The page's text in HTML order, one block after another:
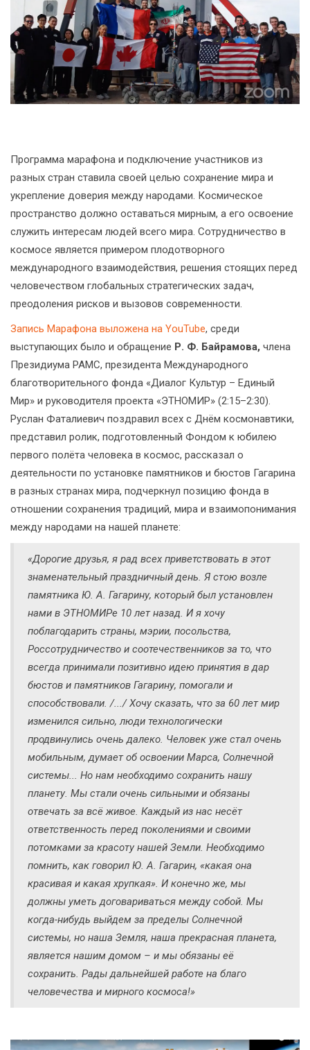
Программа марафона и подключение участников из
разных стран ставила своей целью сохранение мира и
укрепление доверия между народами. Космическое
пространство должно оставаться мирным, а его освоение
служить интересам людей всего мира. Сотрудничество в
космосе является примером плодотворного
международного взаимодействия, решения стоящих перед
человечеством глобальных стратегических задач,
преодоления рисков и вызовов современности.
Запись Марафона выложена на YouTube, среди
выступающих было и обращение Р. Ф. Байрамова, члена
Президиума РАМС, президента Международного
благотворительного фонда «Диалог Культур – Единый
Мир» и руководителя проекта «ЭТНОМИР» (2:15–2:30).
Руслан Фаталиевич поздравил всех с Днём космонавтики,
представил ролик, подготовленный Фондом к юбилею
первого полёта человека в космос, рассказал о
деятельности по установке памятников и бюстов Гагарина
в разных странах мира, подчеркнул позицию фонда в
отношении сохранения традиций, мира и взаимопонимания
между народами на нашей планете:
«Дорогие друзья, я рад всех приветствовать в этот
знаменательный праздничный день. Я стою возле
памятника Ю. А. Гагарину, который был установлен
нами в ЭТНОМИРе 10 лет назад. И я хочу
поблагодарить страны, мэрии, посольства,
Россотрудничество и соотечественников за то, что
всегда принимали позитивно идею принятия в дар
бюстов и памятников Гагарину, помогали и
способствовали. /.../ Хочу сказать, что за 60 лет мир
изменился сильно, люди технологически
продвинулись очень далеко. Человек уже стал очень
мобильным, думает об освоении Марса, Солнечной
системы... Но нам необходимо сохранить нашу
планету. Мы стали очень сильными и обязаны
отвечать за всё живое. Каждый из нас несёт
ответственность перед поколениями и своими
потомками за красоту нашей Земли. Необходимо
помнить, как говорил Ю. А. Гагарин, «какая она
красивая и какая хрупкая». И конечно же, мы
должны уметь договариваться между собой. Мы
когда-нибудь выйдем за пределы Солнечной
системы, но наша Земля, наша прекрасная планета,
является нашим домом – и мы обязаны её
сохранить. Рады дальнейшей работе на благо
человечества и мирного космоса!»